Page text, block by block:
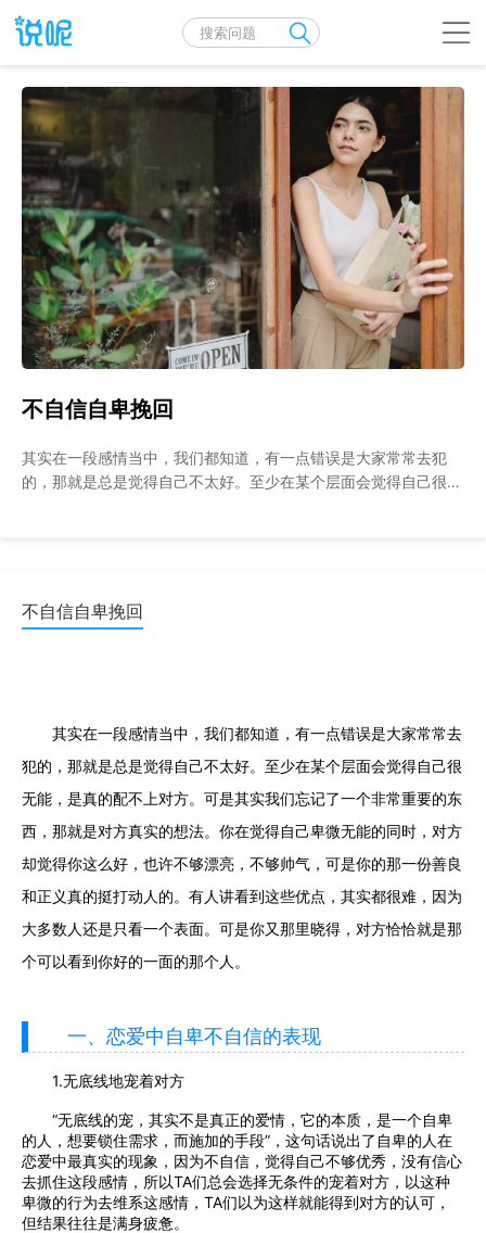
不自信自卑挽回
其实在一段感情当中，我们都知道，有一点错误是大家常常去犯
的，那就是总是觉得自己不太好。至少在某个层面会觉得自己很无
不自信自卑挽回
其实在一段感情当中，我们都知道，有一点错误是大家常常去
犯的，那就是总是觉得自己不太好。至少在某个层面会觉得自己很
无能，是真的配不上对方。可是其实我们忘记了一个非常重要的东
西，那就是对方真实的想法。你在觉得自己卑微无能的同时，对方
却觉得你这么好，也许不够漂亮，不够帅气，可是你的那一份善良
和正义真的挺打动人的。有人讲看到这些优点，其实都很难，因为
大多数人还是只看一个表面。可是你又那里晓得，对方恰恰就是那
个可以看到你好的一面的那个人。
一、恋爱中自卑不自信的表现
1.无底线地宠着对方
“无底线的宠，其实不是真正的爱情，它的本质，是一个自卑
的人，想要锁住需求，而施加的手段”，这句话说出了自卑的人在
恋爱中最真实的现象，因为不自信，觉得自己不够优秀，没有信心
去抓住这段感情，所以TA们总会选择无条件的宠着对方，以这种
卑微的行为去维系这感情，TA们以为这样就能得到对方的认可，
但结果往往是满身疲惫。